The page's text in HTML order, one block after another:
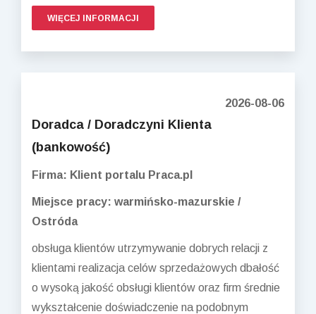
WIĘCEJ INFORMACJI
2026-08-06
Doradca / Doradczyni Klienta
(bankowość)
Firma: Klient portalu Praca.pl
Miejsce pracy: warmińsko-mazurskie /
Ostróda
obsługa klientów utrzymywanie dobrych relacji z
klientami realizacja celów sprzedażowych dbałość
o wysoką jakość obsługi klientów oraz firm średnie
wykształcenie doświadczenie na podobnym